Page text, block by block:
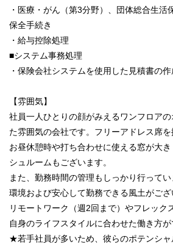
・医療・がん（第3分野）、団体総合生活
保全手続き
・給与控除処理
■システム事務処理
・保険会社システムを使用した見積書の
【雰囲気】
社員一人ひとりの顔がみえるワンフロア
た雰囲気の会社です。フリーアドレス席を
お昼休憩時や打ち合わせに使える窓が大
シュルームもございます。
また、勤務時間の管理もしっかり行って
環境および安心して勤務できる風土がござ
リモートワーク（週2回まで）やフレック
自身のライフスタイルに合わせた働き方が
★若手社員が多いため、彼らのポテンシ